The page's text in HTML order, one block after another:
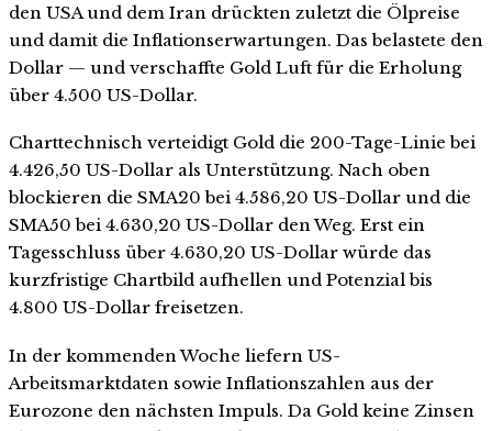
den USA und dem Iran drückten zuletzt die Ölpreise
und damit die Inflationserwartungen. Das belastete den
Dollar — und verschaffte Gold Luft für die Erholung
über 4.500 US-Dollar.
Charttechnisch verteidigt Gold die 200-Tage-Linie bei
4.426,50 US-Dollar als Unterstützung. Nach oben
blockieren die SMA20 bei 4.586,20 US-Dollar und die
SMA50 bei 4.630,20 US-Dollar den Weg. Erst ein
Tagesschluss über 4.630,20 US-Dollar würde das
kurzfristige Chartbild aufhellen und Potenzial bis
4.800 US-Dollar freisetzen.
In der kommenden Woche liefern US-
Arbeitsmarktdaten sowie Inflationszahlen aus der
Eurozone den nächsten Impuls. Da Gold keine Zinsen